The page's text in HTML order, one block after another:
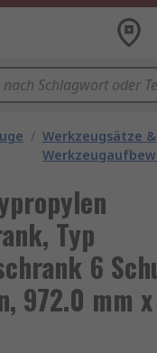
/ Werkzeugsätze &
Typ
6
972.0 mm